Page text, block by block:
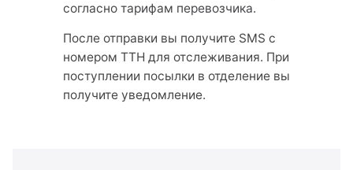
согласно тарифам перевозчика.
После отправки вы получите SMS с
номером ТТН для отслеживания. При
поступлении посылки в отделение вы
получите уведомление.